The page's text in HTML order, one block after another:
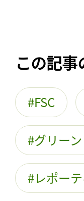
この記事
FSC
グリー
レポー